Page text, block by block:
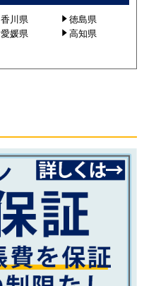
香川県
徳島県
愛媛県
高知県